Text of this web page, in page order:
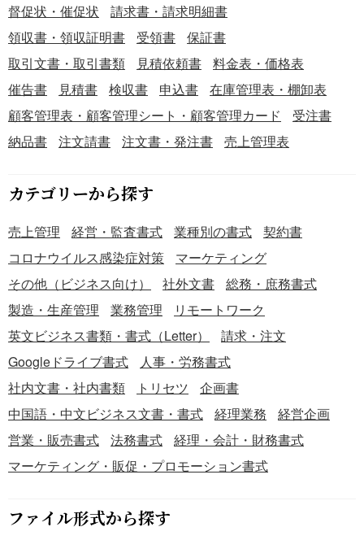
督促状・催促状
請求書・請求明細書
領収書・領収証明書
受領書
保証書
取引文書・取引書類
見積依頼書
料金表・価格表
催告書
見積書 検収書 申込書
在庫管理表・棚卸表
顧客管理表・顧客管理シート・顧客管理カード
受注書
納品書
注文請書 注文書・発注書 売上管理表
カテゴリーから探す
売上管理 経営・監査書式 業種別の書式
契約書
コロナウイルス感染症対策
マーケティング
その他（ビジネス向け）
社外文書
総務・庶務書式
製造・生産管理
業務管理
リモートワーク
英文ビジネス書類・書式（Letter）
請求・注文
Googleドライブ書式
人事・労務書式
社内文書・社内書類
トリセツ
企画書
中国語・中文ビジネス文書・書式
経理業務
経営企画
営業・販売書式
法務書式
経理・会計・財務書式
マーケティング・販促・プロモーション書式
ファイル形式から探す